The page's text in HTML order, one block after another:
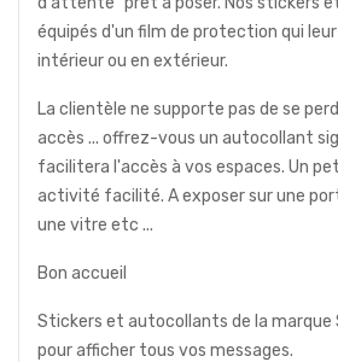
équipés d'un film de protection qui
intérieur ou en extérieur.
La clientèle ne supporte pas de se
accès ... offrez-vous un autocollant
facilitera l'accès à vos espaces. Un
activité facilité. A exposer sur une
une vitre etc ...
Bon accueil
Stickers et autocollants de la marque
pour afficher tous vos messages.